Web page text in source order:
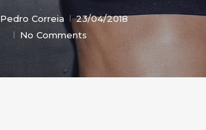
Pedro Correia
23/04/2018
No Comments